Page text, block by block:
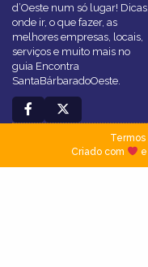
d’Oeste num só lugar! Dicas,
onde ir, o que fazer, as
melhores empresas, locais,
serviços e muito mais no
guia Encontra
SantaBárbaradoOeste.
Termos|
Criado com
e